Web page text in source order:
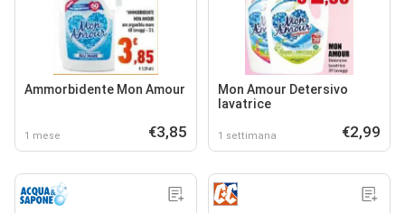
Ammorbidente Mon Amour
1 mese €3,85
Mon Amour Detersivo
lavatrice
1 settimana €2,99